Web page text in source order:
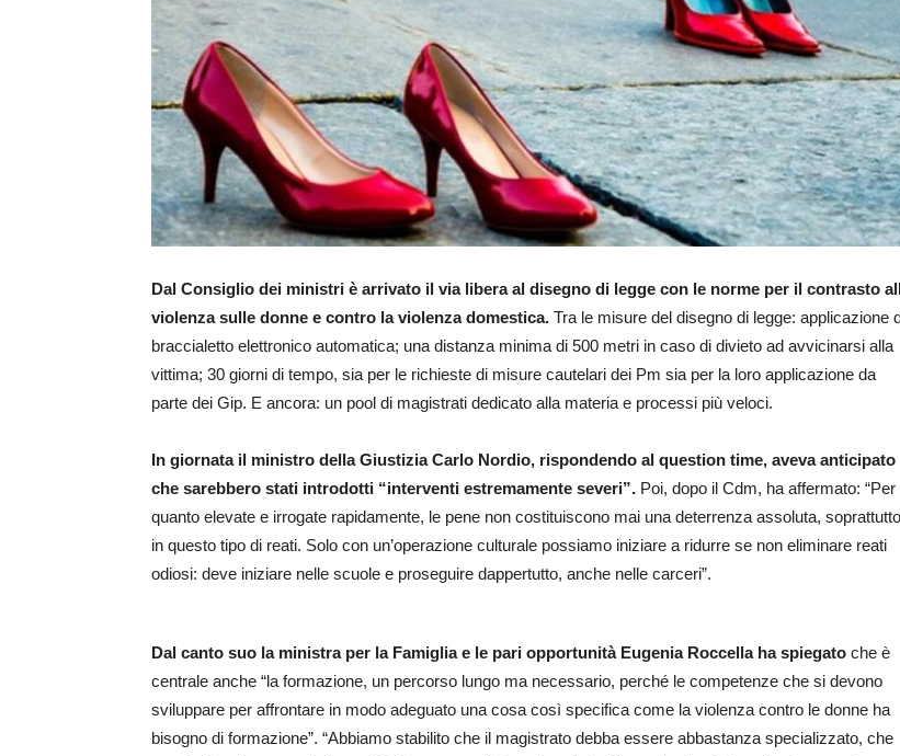
Dal Consiglio dei ministri è arrivato il via libera al disegno di legge con le norme per il contrasto
violenza sulle donne e contro la violenza domestica. Tra le misure del disegno di legge: applicazione
braccialetto elettronico automatica; una distanza minima di 500 metri in caso di divieto ad avvicinarsi alla
vittima; 30 giorni di tempo, sia per le richieste di misure cautelari dei Pm sia per la loro applicazione da
parte dei Gip. E ancora: un pool di magistrati dedicato alla materia e processi più veloci.
In giornata il ministro della Giustizia Carlo Nordio, rispondendo al question time, aveva anticipato
che sarebbero stati introdotti “interventi estremamente severi”. Poi, dopo il Cdm, ha affermato: “Per
quanto elevate e irrogate rapidamente, le pene non costituiscono mai una deterrenza assoluta, soprattutto
in questo tipo di reati. Solo con un’operazione culturale possiamo iniziare a ridurre se non eliminare reati
odiosi: deve iniziare nelle scuole e proseguire dappertutto, anche nelle carceri”.
Dal canto suo la ministra per la Famiglia e le pari opportunità Eugenia Roccella ha spiegato che è
centrale anche “la formazione, un percorso lungo ma necessario, perché le competenze che si devono
sviluppare per affrontare in modo adeguato una cosa così specifica come la violenza contro le donne ha
bisogno di formazione”. “Abbiamo stabilito che il magistrato debba essere abbastanza specializzato, che